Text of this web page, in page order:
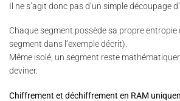
Il ne s’agit donc pas d’un simple découpage
Chaque segment possède sa propre
segment dans l’exemple décrit).
Même isolé, un segment reste
deviner.
Chiffrement et déchiffrement en RAM